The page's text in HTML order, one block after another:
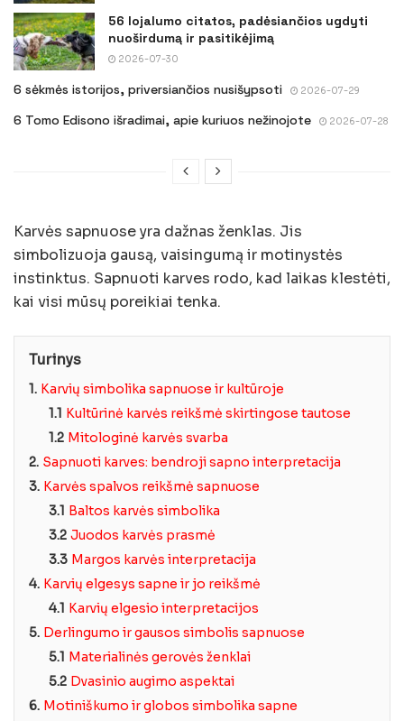
56 lojalumo citatos, padėsiančios ugdyti
nuoširdumą ir pasitikėjimą
2026-07-30
6 sėkmės istorijos, priversiančios nusišypsoti 2026-07-29
6 Tomo Edisono išradimai, apie kuriuos nežinojote 2026-07-28
Karvės sapnuose yra dažnas ženklas. Jis
simbolizuoja gausą, vaisingumą ir motinystės
instinktus. Sapnuoti karves rodo, kad laikas klestėti,
kai visi mūsų poreikiai tenka.
Turinys
1. Karvių simbolika sapnuose ir kultūroje
1.1 Kultūrinė karvės reikšmė skirtingose tautose
1.2 Mitologinė karvės svarba
2. Sapnuoti karves: bendroji sapno interpretacija
3. Karvės spalvos reikšmė sapnuose
3.1 Baltos karvės simbolika
3.2 Juodos karvės prasmė
3.3 Margos karvės interpretacija
4. Karvių elgesys sapne ir jo reikšmė
4.1 Karvių elgesio interpretacijos
5. Derlingumo ir gausos simbolis sapnuose
5.1 Materialinės gerovės ženklai
5.2 Dvasinio augimo aspektai
6. Motiniškumo ir globos simbolika sapne